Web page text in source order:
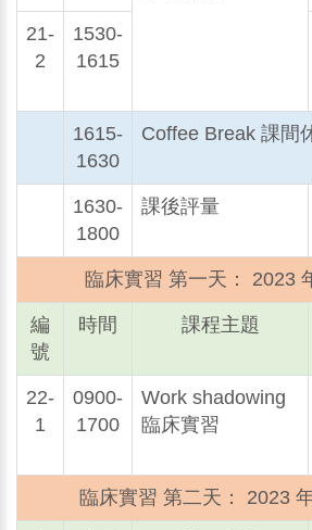
21-
2
1530-
1615
1615-
1630
Coffee Break 課間
1630-
1800
課後評量
臨床實習 第一天： 2023
編
號
時間 課程主題
22-
1
0900-
1700
Work shadowing
臨床實習
臨床實習 第二天： 2023